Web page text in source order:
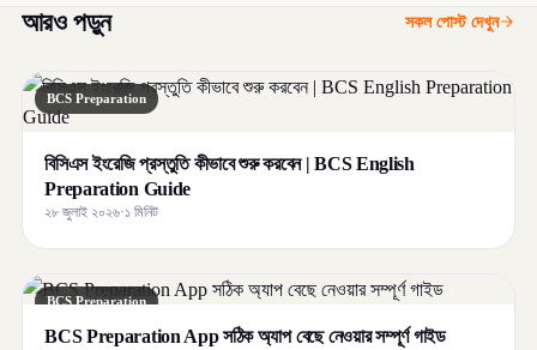
আরও পড়ুন সকল পোস্ট দেখুন
BCS Preparation
বিসিএস ইংরেজি প্রস্তুতি কীভাবে শুরু করবেন | BCS English
Preparation Guide
২৮ জুলাই ২০২৬·১ মিনিট
BCS Preparation
BCS Preparation App সঠিক অ্যাপ বেছে নেওয়ার সম্পূর্ণ গাইড